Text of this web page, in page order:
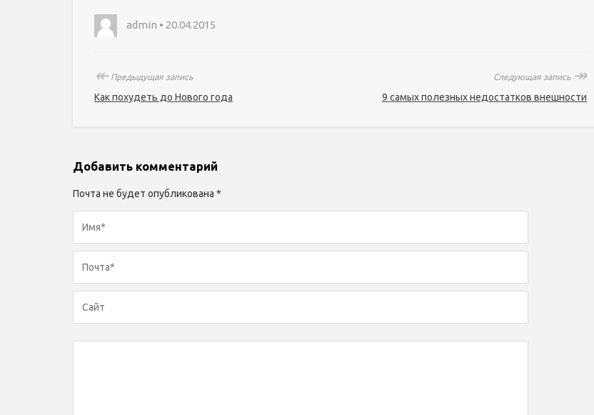
admin • 20.04.2015
↞Предыдущая запись
Как похудеть до Нового года
Следующая запись ↠
9 самых полезных недостатков внешности
Добавить комментарий
Почта не будет опубликована *